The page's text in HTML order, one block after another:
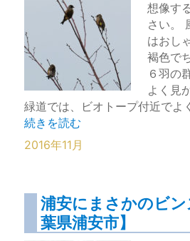
想像す
さい。
はおし
褐色で
６羽の
よく見
緑道では、ビオトープ付近で
“頂上好きのカワラヒワ【三番瀬
続きを読む
2016年11月
浦安にまさかのビ
葉県浦安市】